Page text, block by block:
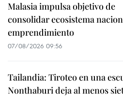
Malasia impulsa objetivo de
consolidar ecosistema
emprendimiento
07/08/2026 09:56
Tailandia: Tiroteo en una
Nonthaburi deja al menos